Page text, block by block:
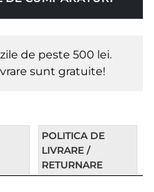
de peste 500 lei.
sunt gratuite!
POLITICA DE
LIVRARE /
RETURNARE